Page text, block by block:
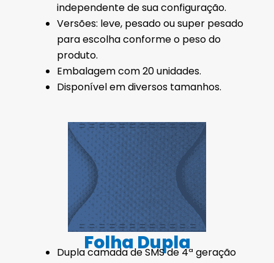
independente de sua configuração.
Versões: leve, pesado ou super pesado
para escolha conforme o peso do
produto.
Embalagem com 20 unidades.
Disponível em diversos tamanhos.
Folha Dupla
Dupla camada de SMS de 4ª geração